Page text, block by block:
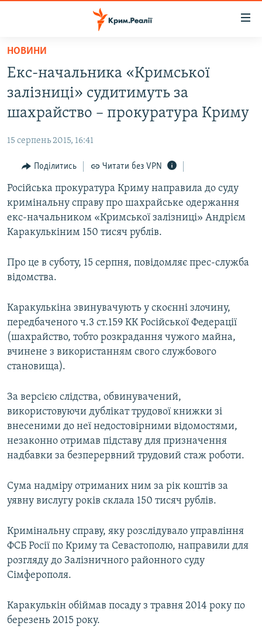
Перейти
основного
матеріалу
до
основної
навігації
Перейти
пошуку
ВІДЕО ТА ФОТО
БЛОГИ
ПОГЛЯД
ІНТЕРВ'Ю
ВСЕ ЗА ДЕНЬ
СПЕЦПРОЕКТИ
ВІДЕОУРОКИ «ELIFBE»
УКРАЇНСЬКА ПРОБЛЕМА КРИМУ
ІНФОГРАФІКА
Русский
Qırımtatar
ДОЛУЧАЙСЯ!
Усі сайти RFE/RL
НОВИНИ
Екс-начальника «Кримської
залізниці» судитимуть за
шахрайство – прокуратура Криму
15 серпень 2015, 16:41
Поділитись Читати без VPN
Російська прокуратура Криму направила до суду
кримінальну справу про шахрайське одержання
екс-начальником «Кримської залізниці» Андрієм
Каракулькіним 150 тисяч рублів.
Про це в суботу, 15 серпня, повідомляє прес-служба
відомства.
Каракулькіна звинувачують у скоєнні злочину,
передбаченого ч.3 ст.159 КК Російської Федерації
(шахрайство, тобто розкрадання чужого майна,
вчинене з використанням свого службового
становища).
За версією слідства, обвинувачений,
використовуючи дублікат трудової книжки зі
внесеними до неї недостовірними відомостями,
незаконно отримав підставу для призначення
надбавки за безперервний трудовий стаж роботи.
Сума надміру отриманих ним за рік коштів за
уявну вислугу років склала 150 тисяч рублів.
Кримінальну справу, яку розслідувало управління
ФСБ Росії по Криму та Севастополю, направили для
розгляду до Залізничного районного суду
Сімферополя.
Каракулькін обіймав посаду з травня 2014 року по
березень 2015 року.